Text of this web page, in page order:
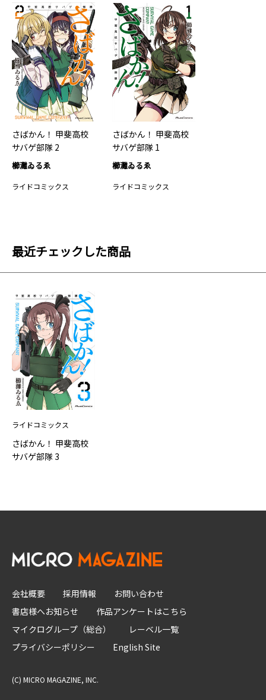
さばかん！ 甲斐高校
サバゲ部隊 2
櫛灘ゐるゑ
ライドコミックス
さばかん！ 甲斐高校
サバゲ部隊 1
櫛灘ゐるゑ
ライドコミックス
最近チェックした商品
ライドコミックス
さばかん！ 甲斐高校
サバゲ部隊 3
会社概要 採用情報
お問い合わせ
書店様へお知らせ
作品アンケートはこちら
マイクログループ（総合）
レーベル一覧
プライバシーポリシー
English Site
(C) MICRO MAGAZINE, INC.